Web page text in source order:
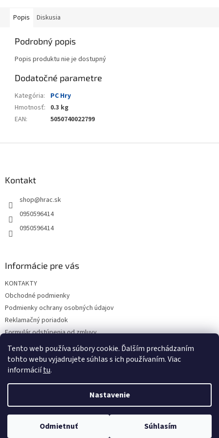
Tento web používa súbory cookie. Ďalším prechádzaním
tohto webu vyjadrujete súhlas s ich používaním. Viac
informáciítu.
Nastavenie
Odmietnuť Súhlasím
Popis Diskusia
Podrobný popis
Popis produktu nie je dostupný
Dodatočné parametre
Kategória:
PC Hry
Hmotnosť: 0.3 kg
EAN: 5050740022799
Kontakt
shop@hrac.sk
0950596414
0950596414
Informácie pre vás
KONTAKTY
Obchodné podmienky
Podmienky ochrany osobných údajov
Reklamačný poriadok
Formulár odstúpenia od zmluvy
Reklamačný formulár
Copyright 2026hrac.sk. Všetky práva vyhradené.Upraviť